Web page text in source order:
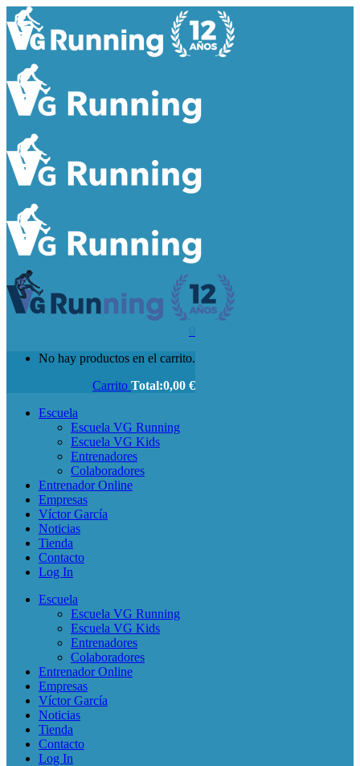
No hay productos en el carrito.
Carrito Total:0,00 €
Escuela
Escuela VG Running
Escuela VG Kids
Entrenadores
Colaboradores
Entrenador Online
Empresas
Víctor García
Noticias
Tienda
Contacto
Log In
Escuela
Escuela VG Running
Escuela VG Kids
Entrenadores
Colaboradores
Entrenador Online
Empresas
Víctor García
Noticias
Tienda
Contacto
Log In